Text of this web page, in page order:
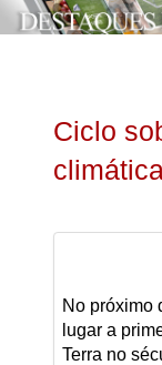
Ciclo
No próximo
lugar a
Terra no